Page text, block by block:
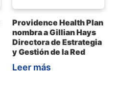
Providence Health Plan
nombra a Gillian Hays
Directora de Estrategia
y Gestión de la Red
Leer más